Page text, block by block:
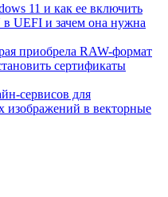
11 и как ее включить
UEFI и зачем она нужна
приобрела RAW-формат
сертификаты
сервисов для
изображений в векторные